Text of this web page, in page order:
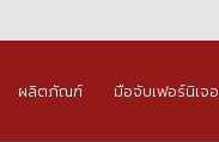
ผลิตภัณฑ์ มือจับเฟอร์นิเจ